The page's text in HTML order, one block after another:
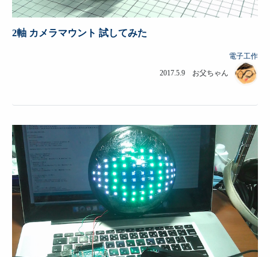
2軸 カメラマウント 試してみた
電子工作
2017.5.9 お父ちゃん